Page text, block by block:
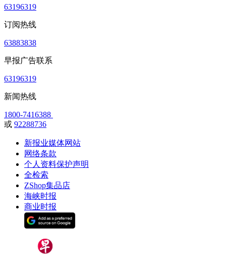
63196319
订阅热线
63883838
早报广告联系
63196319
新闻热线
1800-7416388
或 92288736
新报业媒体网站
网络条款
个人资料保护声明
全检索
ZShop集品店
海峡时报
商业时报